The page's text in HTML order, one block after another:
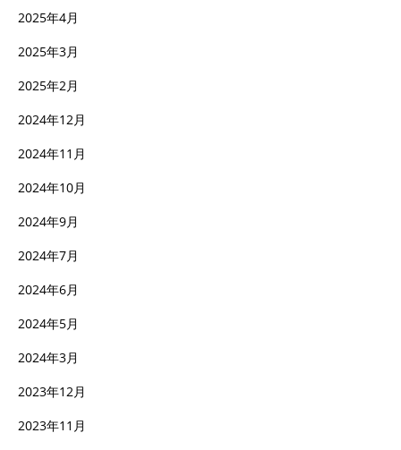
2025年4月
2025年3月
2025年2月
2024年12月
2024年11月
2024年10月
2024年9月
2024年7月
2024年6月
2024年5月
2024年3月
2023年12月
2023年11月